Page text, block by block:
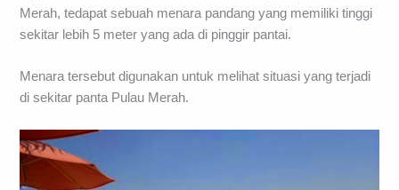
Merah, tedapat sebuah menara pandang yang memiliki tinggi
sekitar lebih 5 meter yang ada di pinggir pantai.
Menara tersebut digunakan untuk melihat situasi yang terjadi
di sekitar panta Pulau Merah.